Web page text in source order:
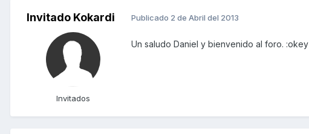
Invitado Kokardi
Invitados
Publicado 2 de Abril del 2013
Un saludo Daniel y bienvenido al foro. :okey